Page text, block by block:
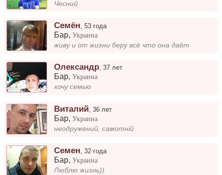
Чесний
Семён ,53 года
Бар,Украина
живу и от жизни беру всё что она даёт
Олександр,37 лет
Бар,Украина
хочу семью
Виталий ,36 лет
Бар,Украина
неодружений, самотній
Семен ,32 года
Бар,Украина
Люблю жизнь))